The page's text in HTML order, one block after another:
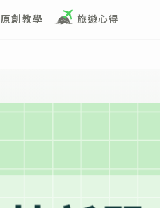
原創教學 旅遊心得